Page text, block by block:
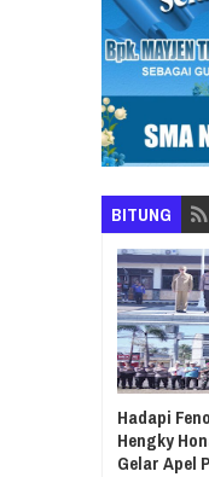
BITUNG
Hadapi
Hengky
Gelar Apel